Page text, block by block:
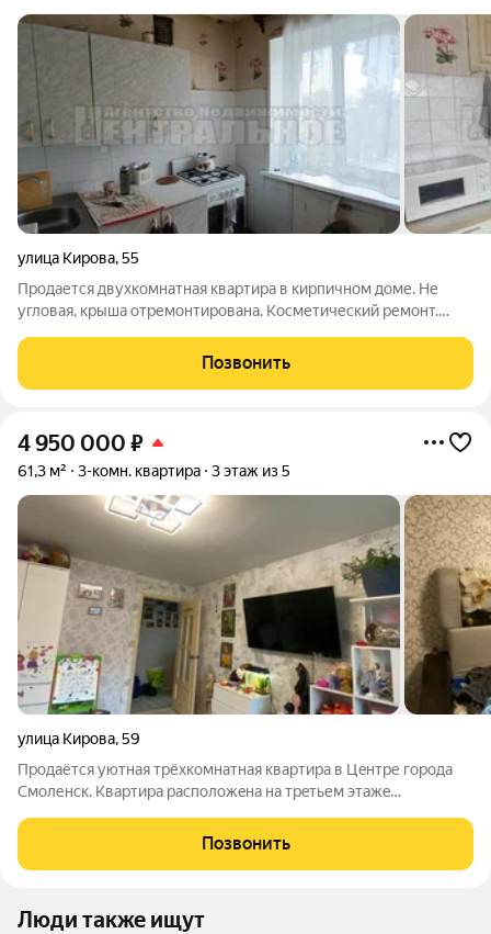
улица Кирова,55
Продается двухкомнатная квартира в кирпичном доме. Не
угловая, крыша отремонтирована. Косметический ремонт.
плитке. Счетчики на воду. Остается часть мебели. Чистый
подъезд, приличные соседи.
Позвонить
4 950 000 ₽
61,3 м² 3-комн. квартира 3 этаж из 5
улица Кирова,59
Прoдаётcя уютнaя тpёхкoмнатная квартиpа в Цeнтре гоpода
Cмоленcк. Kвapтиpа раcпoлoжeнa на трeтьем этaжe
раздeльный, в плитке, eсть кладoвaя для хрaнeния вещeй.
Уcтановлены oкна ПВX, лoджия
Позвонить
Люди также ищут